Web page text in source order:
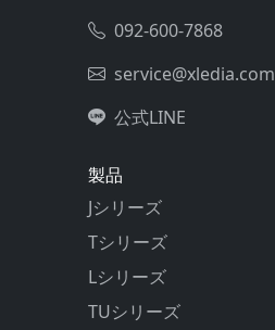
092-600-7868
service@xledia.com
公式LINE
製品
Jシリーズ
Tシリーズ
Lシリーズ
TUシリーズ